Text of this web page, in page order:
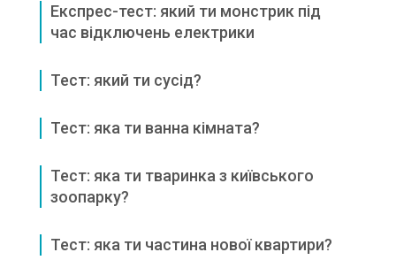
Експрес-тест: який ти монстрик під
час відключень електрики
Тест: який ти сусід?
Тест: яка ти ванна кімната?
Тест: яка ти тваринка з київського
зоопарку?
Тест: яка ти частина нової квартири?